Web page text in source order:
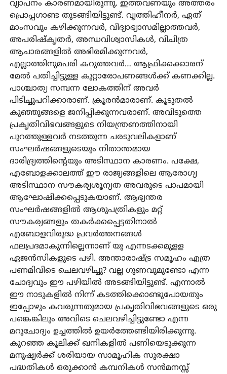
വ്യാപനം കാരണമായിരുന്നു. ഇത്തവണയും അത്തരം
പ്രൊപ്പഗാണ്ട തുടങ്ങിയിട്ടുണ്ട്. വൃത്തിഹീനർ, ഏത്
മാംസവും കഴിക്കുന്നവർ, വിദ്യാഭ്യാസമില്ലാത്തവർ,
അപരിഷ്‌കൃതർ, അന്ധവിശ്വാസികൾ, വിചിത്ര
ആചാരങ്ങളിൽ അഭിരമിക്കുന്നവർ,
എല്ലാത്തിനുമപരി കറുത്തവർ… ആഫ്രിക്കക്കാരന്
മേൽ പതിച്ചിട്ടുള്ള കുറ്റാരോപണങ്ങൾക്ക് കണക്കില്ല.
പാശ്ചാത്യ സമ്പന്ന ലോകത്തിന് അവർ
പിടിച്ചുപറിക്കാരാണ്. ക്രൂരൻമാരാണ്. കൂടുതൽ
കുഞ്ഞുങ്ങളെ ജനിപ്പിക്കുന്നവരാണ്. അവിടുത്തെ
പ്രകൃതിവിഭവങ്ങളുടെ നിയന്ത്രണത്തിനായി
പുറത്തുള്ളവർ നടത്തുന്ന ചരടുവലികളാണ്
സംഘർഷങ്ങളുടെയും നിതാന്തമായ
ദാരിദ്ര്യത്തിന്റെയും അടിസ്ഥാന കാരണം. പക്ഷേ,
എബോളക്കാലത്ത് ഈ രാജ്യങ്ങളിലെ ആരോഗ്യ
അടിസ്ഥാന സൗകര്യശൂന്യത അവരുടെ പാപമായി
ആഘോഷിക്കപ്പെടുകയാണ്. ആഭ്യന്തര
സംഘർഷങ്ങളിൽ ആശുപത്രികളും മറ്റ്
സൗകര്യങ്ങളും തകർക്കപ്പെട്ടതിനാൽ
എബോളവിരുദ്ധ പ്രവർത്തനങ്ങൾ
ഫലപ്രദമാകുന്നില്ലെന്നാണ് യു എന്നടക്കമുളള
ഏജൻസികളുടെ പഴി. അന്താരാഷ്ട്ര സമൂഹം എത്ര
പണമിവിടെ ചെലവഴിച്ചു? വല്ല ഗുണവുമുണ്ടോ എന്ന
ചോദ്യവും ഈ പഴിയിൽ അടങ്ങിയിട്ടുണ്ട്. എന്നാൽ
ഈ നാടുകളിൽ നിന്ന് കടത്തിക്കൊണ്ടുപോയതും
ഇപ്പോഴും കവരുന്നതുമായ പ്രകൃതിവിഭവങ്ങളുടെ ഒരു
പങ്കെങ്കിലും അവിടെ ചെലവഴിച്ചിട്ടുണ്ടോ എന്ന
മറുചോദ്യം ഉച്ചത്തിൽ ഉയർത്തേണ്ടിയിരിക്കുന്നു.
കുറഞ്ഞ കൂലിക്ക് ഖനികളിൽ പണിയെടുക്കുന്ന
മനുഷ്യർക്ക് ശരിയായ സാമൂഹിക സുരക്ഷാ
പദ്ധതികൾ ഒരുക്കാൻ കമ്പനികൾ സൻമനസ്സ്